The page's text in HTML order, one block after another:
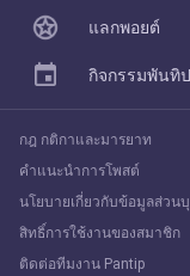
Explore
แลกพอยต์
กิจกรรมพันทิป
กฎ กติกาและมารยาท
คำแนะนำการโพสต์
นโยบายเกี่ยวกับข้อมูลส่วน
สิทธิ์การใช้งานของสมาชิก
ติดต่อทีมงาน Pantip